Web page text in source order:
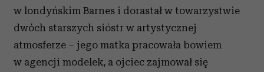
w londyńskim Barnes i dorastał w towarzystwie
dwóch starszych sióstr w artystycznej
atmosferze – jego matka pracowała bowiem
w agencji modelek, a ojciec zajmował się